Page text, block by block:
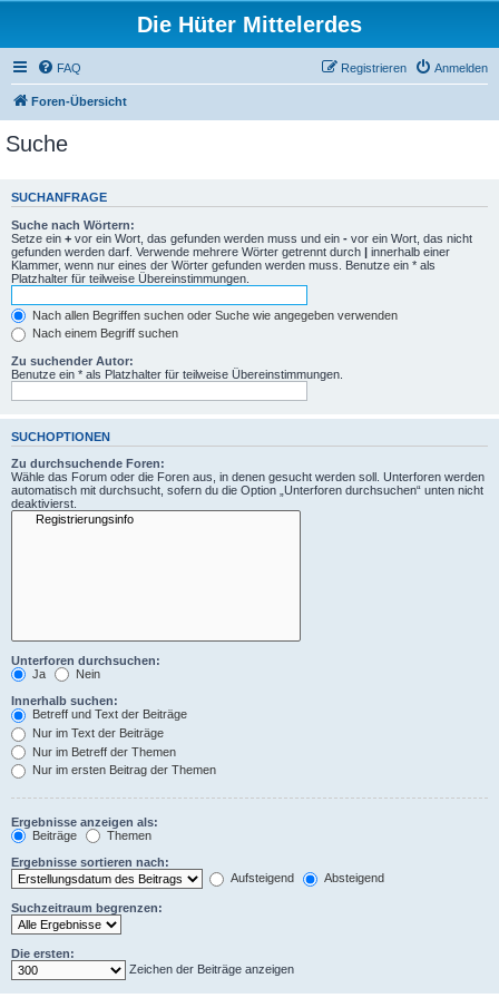
Die Hüter Mittelerdes
FAQ Anmelden
Registrieren
Foren-Übersicht
Suche
SUCHANFRAGE
Suche nach Wörtern:
Setze ein + vor ein Wort, das gefunden werden muss und ein - vor ein Wort, das nicht
gefunden werden darf. Verwende mehrere Wörter getrennt durch | innerhalb einer
Klammer, wenn nur eines der Wörter gefunden werden muss. Benutze ein * als
Platzhalter für teilweise Übereinstimmungen.
Nach allen Begriffen suchen oder Suche wie angegeben verwenden
Nach einem Begriff suchen
Zu suchender Autor:
Benutze ein * als Platzhalter für teilweise Übereinstimmungen.
SUCHOPTIONEN
Zu durchsuchende Foren:
Wähle das Forum oder die Foren aus, in denen gesucht werden soll. Unterforen werden
automatisch mit durchsucht, sofern du die Option „Unterforen durchsuchen“ unten nicht
deaktivierst.
Unterforen durchsuchen:
Ja
Nein
Innerhalb suchen:
Betreff und Text der Beiträge
Nur im Text der Beiträge
Nur im Betreff der Themen
Nur im ersten Beitrag der Themen
Ergebnisse anzeigen als:
Beiträge
Themen
Ergebnisse sortieren nach:
Aufsteigend
Absteigend
Suchzeitraum begrenzen:
Die ersten:
Zeichen der Beiträge anzeigen